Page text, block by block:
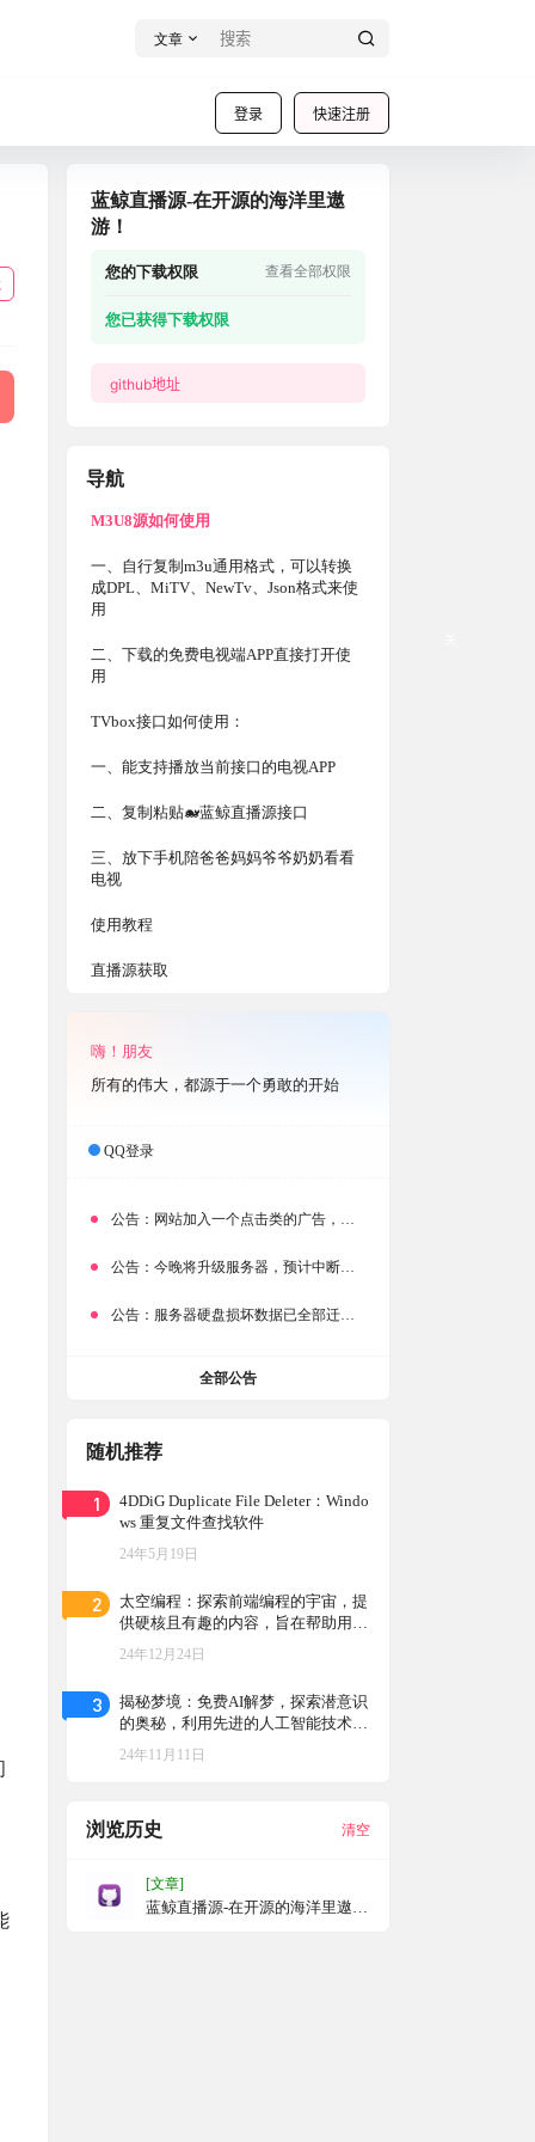
文章
登录 快速注册
蓝鲸直播源-在开源的海洋里遨
游！
您的下载权限 查看全部权限
您已获得下载权限
github地址
导航
M3U8源如何使用
一、自行复制m3u通用格式，可以转换
成DPL、MiTV、NewTv、Json格式来使
用
二、下载的免费电视端APP直接打开使
用
TVbox接口如何使用：
一、能支持播放当前接口的电视APP
二、复制粘贴🐋蓝鲸直播源接口
三、放下手机陪爸爸妈妈爷爷奶奶看看
电视
使用教程
直播源获取
嗨！朋友
所有的伟大，都源于一个勇敢的开始
QQ登录
公告： 网站加入一个点击类的广告，大家点击下载按钮需要注意
公告： 今晚将升级服务器，预计中断时常为1分钟
公告： 服务器硬盘损坏数据已全部迁移备份，网站恢复完成！
全部公告
随机推荐
1
4DDiG Duplicate File Deleter：Windo
ws 重复文件查找软件
24年5月19日
2
太空编程：探索前端编程的宇宙，提
供硬核且有趣的内容，旨在帮助用户
快速了解前端知识体系，并深入计算
机Web程序的世界
24年12月24日
3
揭秘梦境：免费AI解梦，探索潜意识
的奥秘，利用先进的人工智能技术提
供梦境解析和分析服务，帮助用户理
解梦境的含义，探索潜意识思维
24年11月11日
浏览历史 清空
[文章]
蓝鲸直播源-在开源的海洋里遨